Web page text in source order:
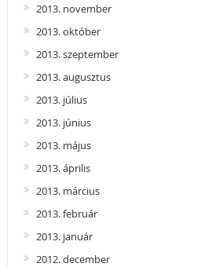
2013. november
2013. október
2013. szeptember
2013. augusztus
2013. július
2013. június
2013. május
2013. április
2013. március
2013. február
2013. január
2012. december